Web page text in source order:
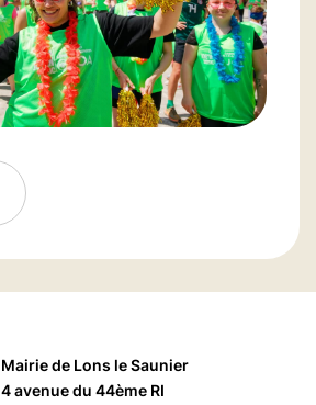
Mairie de Lons le Saunier
4 avenue du 44ème RI